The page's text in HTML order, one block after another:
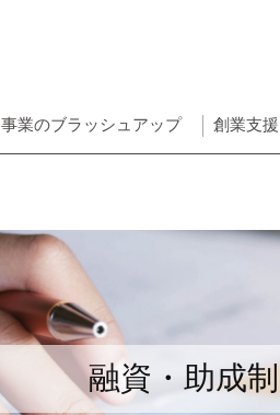
事業のブラッシュアップ 創業支
融資・助成